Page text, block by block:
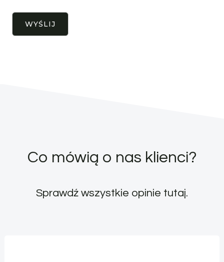
Co mówią o nas klienci?
Sprawdź wszystkie opinie tutaj.